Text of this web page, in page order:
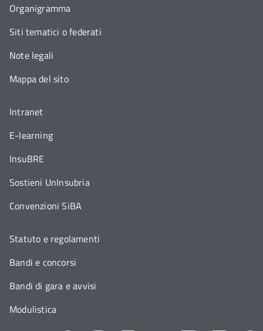
Organigramma
Siti tematici o federati
Note legali
Mappa del sito
Intranet
E-learning
InsuBRE
Sostieni UnInsubria
Convenzioni SiBA
Statuto e regolamenti
Bandi e concorsi
Bandi di gara e avvisi
Modulistica